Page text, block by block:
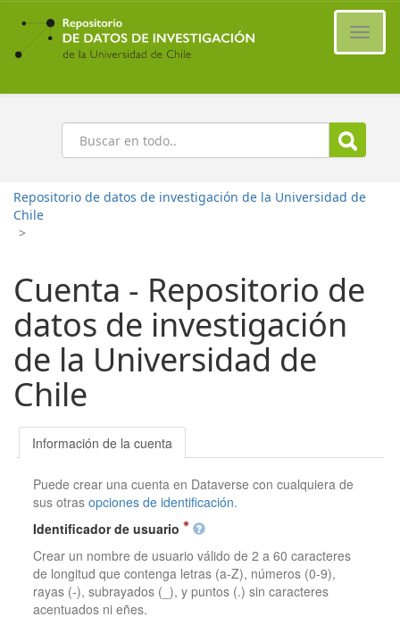
Ir
contenido
principal
Buscar
Repositorio de datos de investigación de la Universidad de
Chile
>
Cuenta - Repositorio de
datos de investigación
de la Universidad de
Chile
Información de la cuenta
Puede crear una cuenta en Dataverse con cualquiera de
sus otrasopciones de identificación.
Identificador de usuario
Crear un nombre de usuario válido de 2 a 60 caracteres
de longitud que contenga letras (a-Z), números (0-9),
rayas (-), subrayados (_), y puntos (.) sin caracteres
acentuados ni eñes.